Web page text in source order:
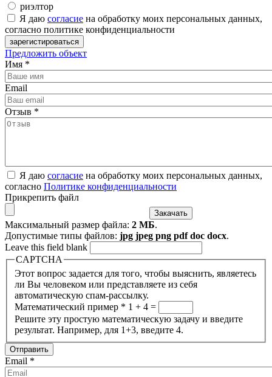
риэлтор
Я даю согласие на обработку моих персональных данных,
согласно политике конфиденциальности
Предложить объект
Имя *
Email
Отзыв *
Я даю согласие на обработку моих персональных данных,
согласно Политике конфиденциальности
Прикрепить файл
Максимальный размер файла: 2 МБ.
Допустимые типы файлов: jpg jpeg png pdf doc docx.
Leave this field blank
CAPTCHA
Этот вопрос задается для того, чтобы выяснить, являетесь
ли Вы человеком или представляете из себя
автоматическую спам-рассылку.
Математический пример * 1 + 4 =
Решите эту простую математическую задачу и введите
результат. Например, для 1+3, введите 4.
Email *